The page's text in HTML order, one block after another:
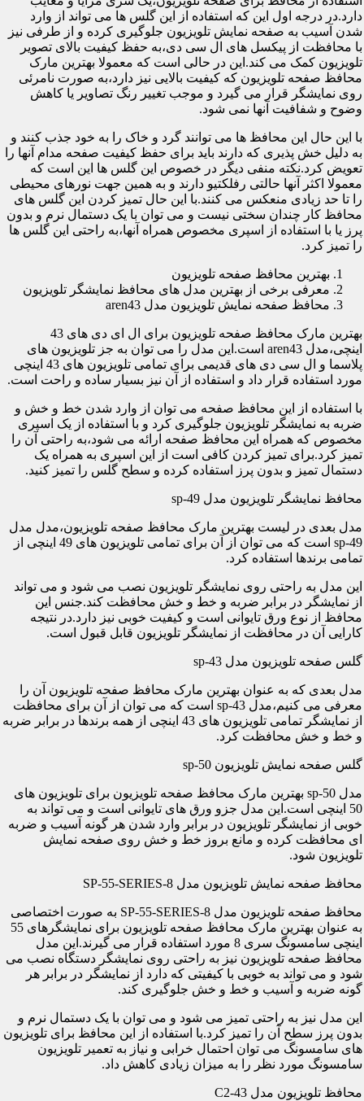
دارد.در درجه اول این که استفاده از این گلس ها می تواند از وارد
شدن آسیب به صفحه نمایش تلویزیون جلوگیری کرده و از طرفی نیز
با محافظت از پیکسل های ال سی دی،به حفظ کیفیت بالای تصویر
تلویزیون کمک می کند.این در حالی است که معمولا بهترین مارک
محافظ صفحه تلویزیون که کیفیت بالایی نیز دارد،به صورت نامرئی
روی نمایشگر قرار می گیرد و موجب تغییر رنگ تصاویر یا کاهش
وضوح و شفافیت آنها نمی شود.
با این حال این محافظ ها می توانند گرد و خاک را به خود جذب کنند و
به دلیل خش پذیری که دارند باید برای حفظ کیفیت صفحه مدام آنها را
تعویض کرد.نکته منفی دیگر در خصوص این گلس ها این است که
معمولا اکثر آنها حالتی رفلکتیو دارند و به همین جهت نورهای محیطی
را تا حد زیادی منعکس می کنند.با این حال تمیز کردن این گلس های
محافظ کار چندان سختی نیست و می توان با یک دستمال نرم و بدون
پرز یا با استفاده از اسپری مخصوص همراه آنها،به راحتی این گلس ها
را تمیز کرد.
بهترین محافظ صفحه تلویزیون
معرفی برخی از بهترین مدل های محافظ نمایشگر تلویزیون
محافظ صفحه نمایش تلویزیون مدل aren43
بهترین مارک محافظ صفحه تلویزیون برای ال ای دی های 43
اینچی،مدل aren43 است.این مدل را می توان به جز تلویزیون های
پلاسما و ال سی دی های قدیمی برای تمامی تلویزیون های 43 اینچی
مورد استفاده قرار داد و استفاده از آن نیز بسیار ساده و راحت است.
با استفاده از این محافظ صفحه می توان از وارد شدن خط و خش و
ضربه به نمایشگر تلویزیون جلوگیری کرد و با استفاده از یک اسپری
مخصوص که همراه این محافظ صفحه ارائه می شود،به راحتی آن را
تمیز کرد.برای تمیز کردن کافی است از این اسپری به همراه یک
دستمال تمیز و بدون پرز استفاده کرده و سطح گلس را تمیز کنید.
محافظ نمایشگر تلویزیون مدل sp-49
مدل بعدی در لیست بهترین مارک محافظ صفحه تلویزیون،مدل مدل
sp-49 است که می توان از آن برای تمامی تلویزیون های 49 اینچی از
تمامی برندها استفاده کرد.
این مدل به راحتی روی نمایشگر تلویزیون نصب می شود و می تواند
از نمایشگر در برابر ضربه و خط و خش محافظت کند.جنس این
محافظ از نوع ورق تایوانی است و کیفیت خوبی نیز دارد.در نتیجه
کارایی آن در محافظت از نمایشگر تلویزیون قابل قبول است.
گلس صفحه تلویزیون مدل sp-43
مدل بعدی که به عنوان بهترین مارک محافظ صفحه تلویزیون آن را
معرفی می کنیم،مدل sp-43 است که می توان از آن برای محافظت
از نمایشگر تمامی تلویزیون های 43 اینچی از همه برندها در برابر ضربه
و خط و خش محافظت کرد.
گلس صفحه نمایش تلویزیون sp-50
مدل sp-50 بهترین مارک محافظ صفحه تلویزیون برای تلویزیون های
50 اینچی است.این مدل جزو ورق های تایوانی است و می تواند به
خوبی از نمایشگر تلویزیون در برابر وارد شدن هر گونه آسیب و ضربه
ای محافظت کرده و مانع بروز خط و خش روی صفحه نمایش
تلویزیون شود.
محافظ صفحه نمایش تلویزیون مدل SP-55-SERIES-8
محافظ صفحه تلویزیون مدل SP-55-SERIES-8 به صورت اختصاصی
به عنوان بهترین مارک محافظ صفحه تلویزیون برای نمایشگرهای 55
اینچی سامسونگ سری 8 مورد استفاده قرار می گیرند.این مدل
محافظ صفحه تلویزیون نیز به راحتی روی نمایشگر دستگاه نصب می
شود و می تواند به خوبی با کیفیتی که دارد از نمایشگر در برابر هر
گونه ضربه و آسیب و خط و خش جلوگیری کند.
این مدل نیز به راحتی تمیز می شود و می توان با یک دستمال نرم و
بدون پرز سطح آن را تمیز کرد.با استفاده از این محافظ برای تلویزیون
های سامسونگ می توان احتمال خرابی و نیاز به تعمیر تلویزیون
سامسونگ مورد نظر را به میزان زیادی کاهش داد.
محافظ تلویزیون مدل C2-43